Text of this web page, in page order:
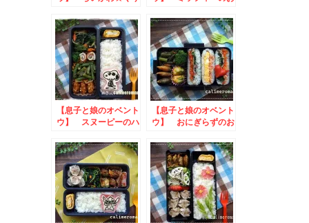
toあぐりっ子フォト
コンテスト
【息子と娘のオベント
ウ】 スヌーピーのハ
【息子と娘のオベント
ウ】 おにぎらずのお